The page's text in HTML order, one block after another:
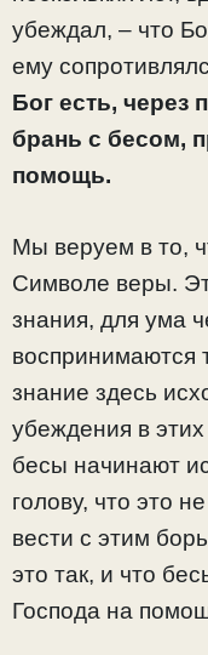
убеждал, – что
ему
Бог есть, через
брань с бесом,
помощь.
Мы веруем в то,
Символе веры.
знания, для ума
воспринимаются
знание здесь
убеждения в этих
бесы начинают
голову, что это
вести с этим
это так, и что
Господа на